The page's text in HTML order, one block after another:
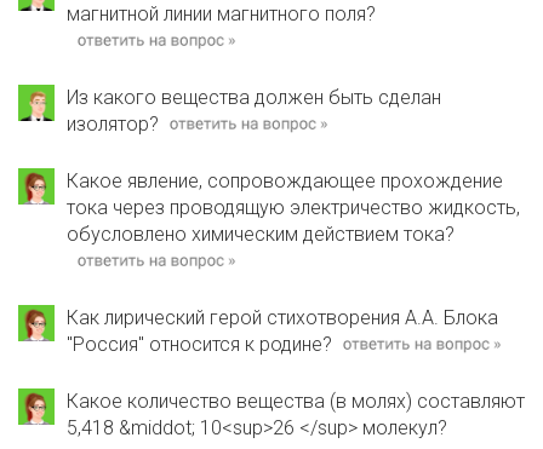
магнитной линии магнитного поля?
Из какого вещества должен быть сделан
изолятор?
Какое явление, сопровождающее прохождение
тока через проводящую электричество жидкость,
обусловлено химическим действием тока?
Как лирический герой стихотворения А.А. Блока
"Россия" относится к родине?
Какое количество вещества (в молях) составляют
5,418 &middot; 10<sup>26 </sup> молекул?